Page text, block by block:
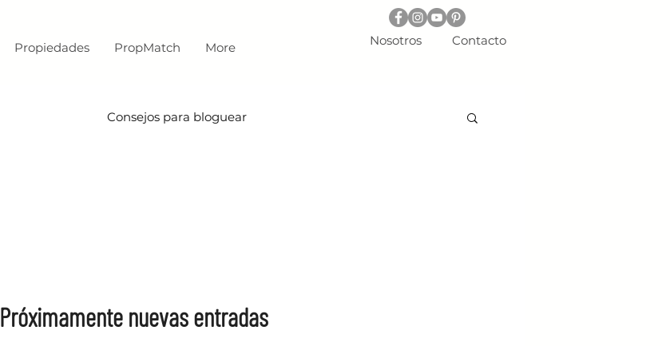
Propiedades PropMatch More Nosotros Contacto
Consejos para bloguear
Próximamente nuevas entradas